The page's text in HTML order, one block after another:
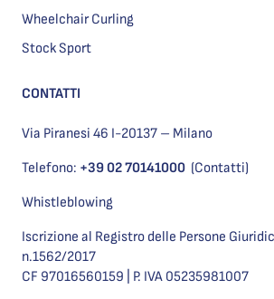
Wheelchair Curling
Stock Sport
CONTATTI
Via Piranesi 46 I-20137 – Milano
Telefono: +39 02 70141000 (Contatti)
Whistleblowing
Iscrizione al Registro delle Persone
n.1562/2017
CF 97016560159 | P. IVA 05235981007